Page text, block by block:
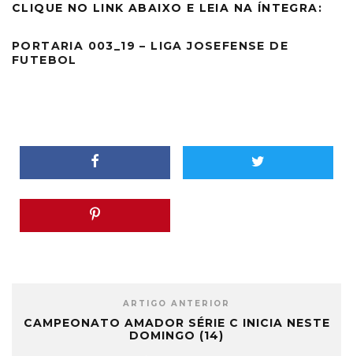
CLIQUE NO LINK ABAIXO E LEIA NA ÍNTEGRA:
PORTARIA 003_19 – LIGA JOSEFENSE DE
FUTEBOL
ARTIGO ANTERIOR
CAMPEONATO AMADOR SÉRIE C INICIA NESTE
DOMINGO (14)